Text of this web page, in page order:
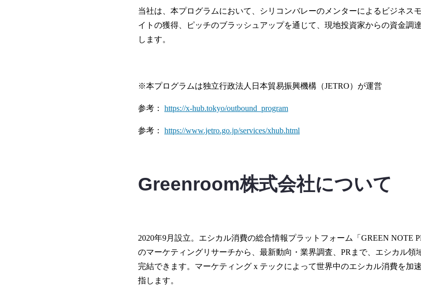
当社は、本プログラムにおいて、シリコンバレーのメンターによるビジネス
イトの獲得、ピッチのブラッシュアップを通じて、現地投資家からの資金調
します。
※本プログラムは独立行政法人日本貿易振興機構（JETRO）が運営
参考： https://x-hub.tokyo/outbound_program
参考： https://www.jetro.go.jp/services/xhub.html
Greenroom株式会社について
2020年9月設立。エシカル消費の総合情報プラットフォーム「GREEN NOTE
のマーケティングリサーチから、最新動向・業界調査、PRまで、エシカル領
完結できます。マーケティング x テックによって世界中のエシカル消費を加
指します。